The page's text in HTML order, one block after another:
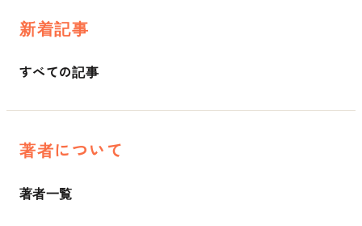
新着記事
すべての記事
著者について
著者一覧